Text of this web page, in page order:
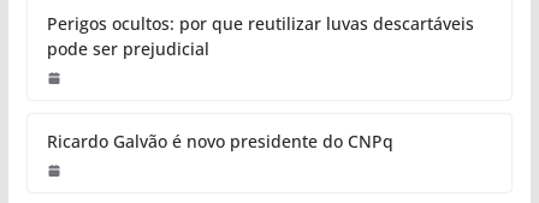
Perigos ocultos: por que reutilizar luvas descartáveis
pode ser prejudicial
Ricardo Galvão é novo presidente do CNPq